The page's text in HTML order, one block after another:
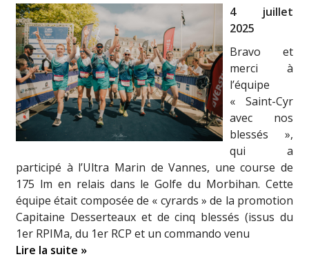
4 juillet
2025
Bravo et
merci à
l’équipe
« Saint-Cyr
avec nos
blessés »,
qui a
participé à l’Ultra Marin de Vannes, une course de
175 lm en relais dans le Golfe du Morbihan. Cette
équipe était composée de « cyrards » de la promotion
Capitaine Desserteaux et de cinq blessés (issus du
1er RPIMa, du 1er RCP et un commando venu
Lire la suite »